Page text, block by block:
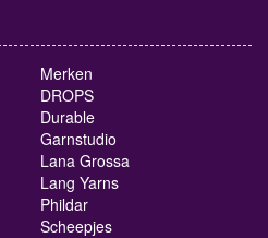
Merken
DROPS
Durable
Garnstudio
Lana Grossa
Lang Yarns
Phildar
Scheepjes